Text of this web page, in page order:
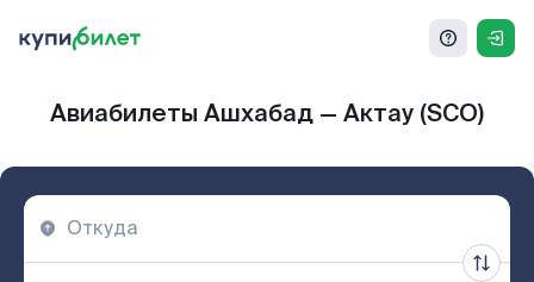
Авиабилеты Ашхабад — Актау (SCO)